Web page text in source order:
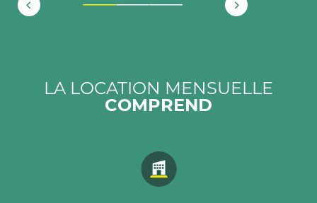
1 2 3
LA LOCATION MENSUELLE
COMPREND